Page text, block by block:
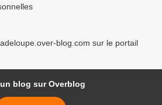
blog.com sur le portail
blog sur Overblog